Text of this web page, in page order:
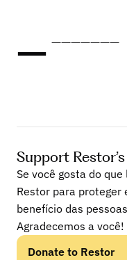
— ———————
Support
Se você gosta do
Restor para proteger
benefício das
Agradecemos a você!
Donate to Restor